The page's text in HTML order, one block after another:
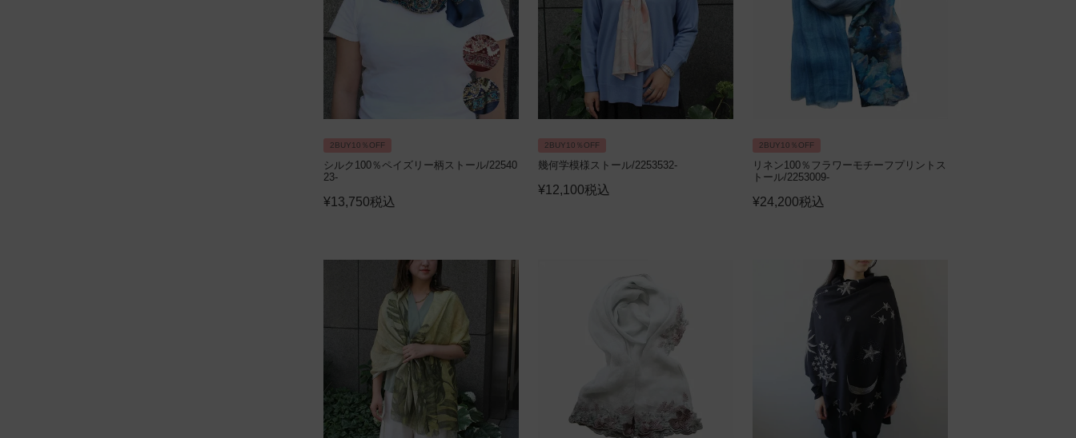
2BUY10％OFF
シルク100％ペイズリー柄ストール/22540
23-
¥13,750税込
2BUY10％OFF
幾何学模様ストール/2253532-
¥12,100税込
2BUY10％OFF
リネン100％フラワーモチーフプリントス
トール/2253009-
¥24,200税込